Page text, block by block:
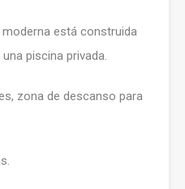
está construida
piscina privada.
zona de descanso para